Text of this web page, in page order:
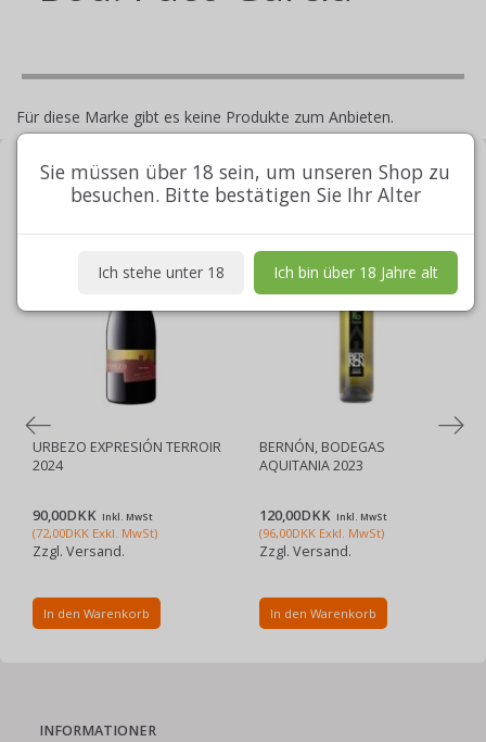
Für diese Marke gibt es keine Produkte zum Anbieten.
MEIST GEKAUFTE
URBEZO EXPRESIÓN TERROIR
2024
90,00DKK Inkl. MwSt
(72,00DKK Exkl. MwSt)
Zzgl. Versand.
In den Warenkorb
BERNÓN, BODEGAS
AQUITANIA 2023
120,00DKK Inkl. MwSt
(96,00DKK Exkl. MwSt)
Zzgl. Versand.
In den Warenkorb
INFORMATIONER
Sie müssen über 18 sein, um unseren Shop zu
besuchen. Bitte bestätigen Sie Ihr Alter
Ich stehe unter 18 Ich bin über 18 Jahre alt